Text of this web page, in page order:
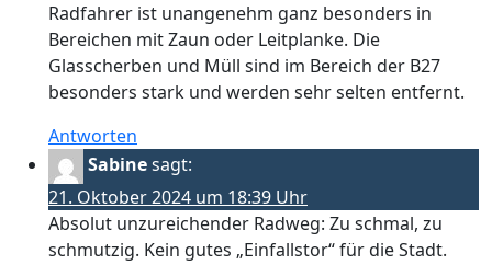
Radfahrer ist unangenehm ganz besonders in
Bereichen mit Zaun oder Leitplanke. Die
Glasscherben und Müll sind im Bereich der B27
besonders stark und werden sehr selten entfernt.
Antworten
Sabinesagt:
21. Oktober 2024 um 18:39 Uhr
Absolut unzureichender Radweg: Zu schmal, zu
schmutzig. Kein gutes „Einfallstor“ für die Stadt.